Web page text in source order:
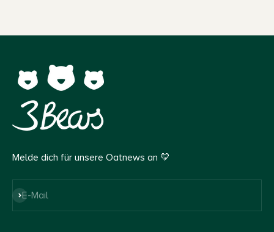
Melde dich für unsere Oatnews an 💛
E-Mail
Abonnieren